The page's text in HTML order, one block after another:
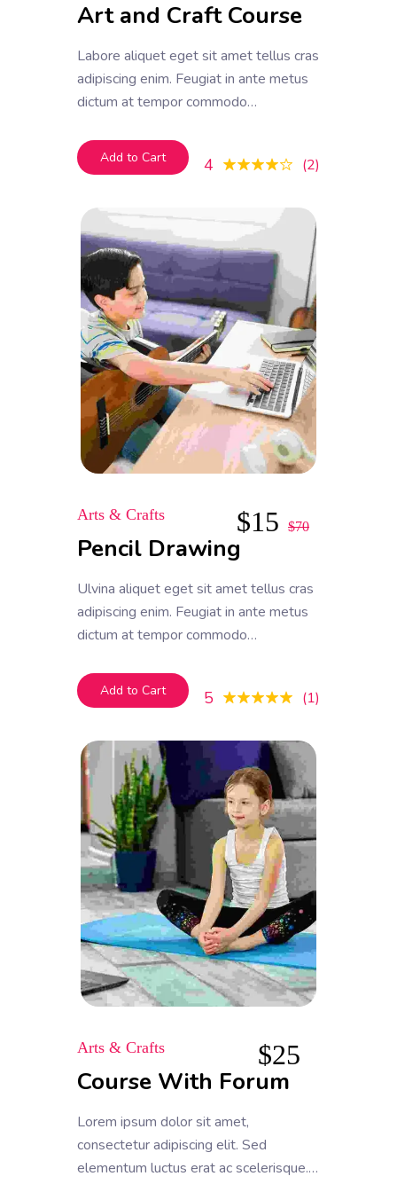
4 2
Art and Craft Course
Labore aliquet eget sit amet tellus cras
adipiscing enim. Feugiat in ante metus
dictum at tempor commodo
facilisi etiam dignissim. Vestibulum
mattis ullamcorper velit sed
Dolor sit amet consectetur adipiscing
elit. A erat nam at lectus urna duis
convallis
Add to Cart
Arts & Crafts
5 1
Pencil Drawing
Ulvina aliquet eget sit amet tellus cras
adipiscing enim. Feugiat in ante metus
dictum at tempor commodo
facilisi etiam dignissim. Vestibulum
mattis ullamcorper velit sed
Dolor sit amet consectetur adipiscing
elit. A erat nam at lectus urna duis
convallis
$15 $70
Add to Cart
Arts & Crafts
Course With Forum
Lorem ipsum dolor sit amet,
consectetur adipiscing elit. Sed
elementum luctus erat ac scelerisque.
$25